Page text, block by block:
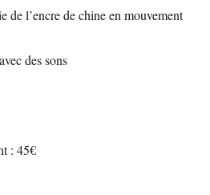
de l’encre de chine en mouvement
des sons
: 45€